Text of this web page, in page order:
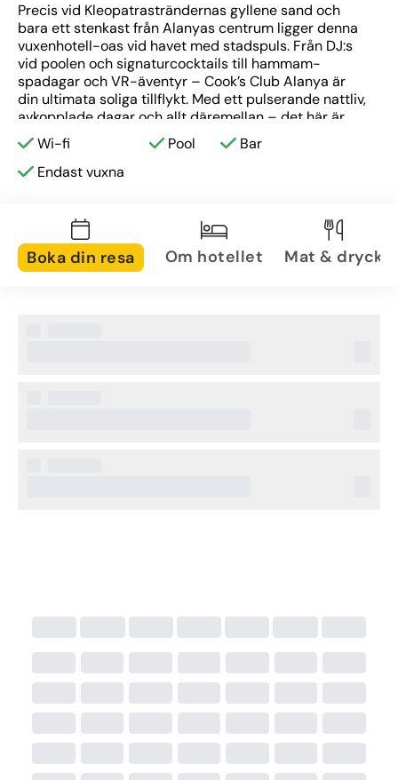
Precis vid Kleopatrasträndernas gyllene sand och
bara ett stenkast från Alanyas centrum ligger denna
vuxenhotell-oas vid havet med stadspuls. Från DJ:s
vid poolen och signaturcocktails till hammam-
spadagar och VR-äventyr – Cook’s Club Alanya är
din ultimata soliga tillflykt. Med ett pulserande nattliv,
avkopplade dagar och allt däremellan – det här är
det goda livet, upphöjt till max.
Wi-fi Pool
Bar
Endast vuxna
Boka din resa Om hotellet Mat & dryck